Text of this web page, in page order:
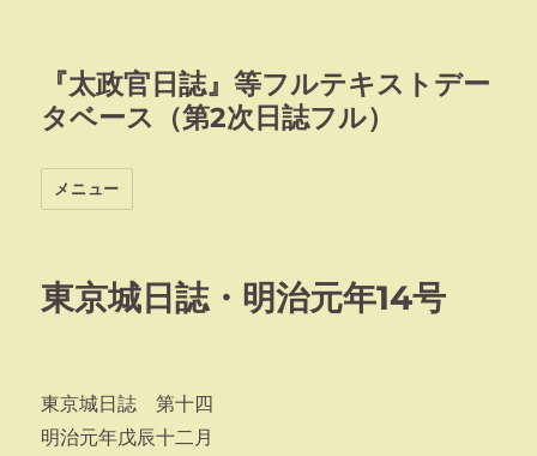
『太政官日誌』等フルテキストデー
タベース（第2次日誌フル）
メニュー
東京城日誌・明治元年14号
東京城日誌 第十四
明治元年戊辰十二月